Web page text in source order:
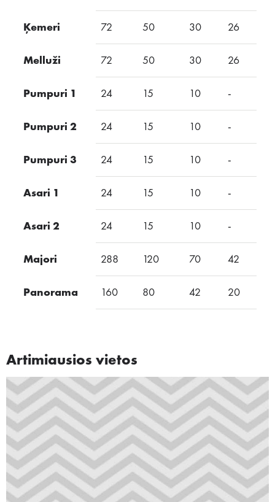
Ķemeri 72 50 30 26
Melluži 72 50 30 26
Pumpuri 1 24 15 10 -
Pumpuri 2 24 15 10 -
Pumpuri 3 24 15 10 -
Asari 1 24 15 10 -
Asari 2 24 15 10 -
Majori 288 120 70 42
Panorama 160 80 42 20
Artimiausios vietos